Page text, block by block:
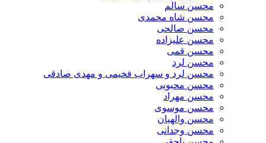
محسن سالم
محسن شاه محمدی
محسن صالحی
محسن علیزاده
محسن قمی
محسن لرد
محسن لرد و سهراب فخیمی و مهدی صادقی
محسن محبوبی
محسن مهراد
محسن موسوی
محسن والهیان
محسن وجدانی